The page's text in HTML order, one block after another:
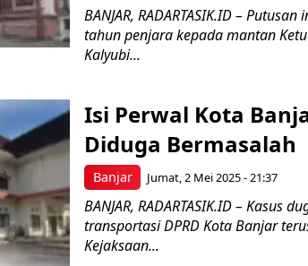
BANJAR, RADARTASIK.ID –
tahun penjara kepada mantan
Kalyubi...
Banjar
Isi Perwal Kota
Diduga Bermasalah
Jumat, 2 Mei 2025 - 21:37
BANJAR, RADARTASIK.ID –
transportasi DPRD Kota Banjar
Kejaksaan...